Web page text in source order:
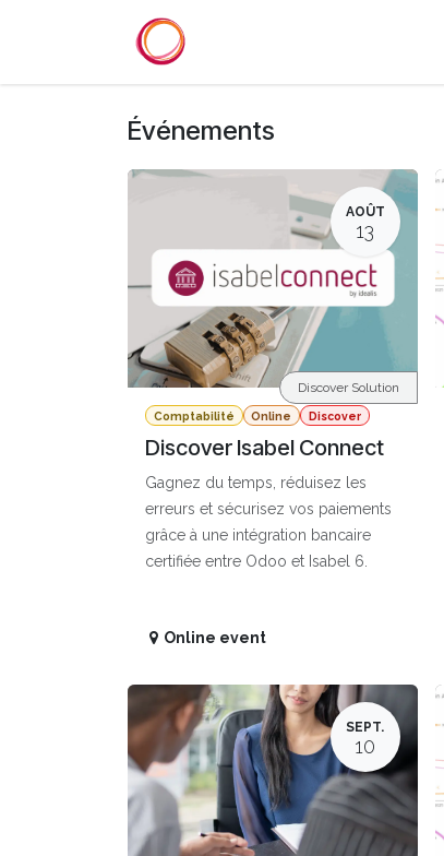
Événements
AOÛT
13
Comptabilité Online Discover
Discover Isabel Connect
Gagnez du temps, réduisez les
erreurs et sécurisez vos paiements
grâce à une intégration bancaire
certifiée entre Odoo et Isabel 6.
Discover Solution
Online event
SEPT.
10